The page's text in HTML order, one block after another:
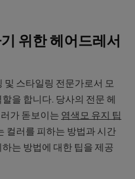
위한 헤어드레서
및 스타일링 전문가로서 모
을 합니다. 당사의 전문 헤
가 돋보이는 염색모 유지 팁
컬러를 피하는 방법과 시간
는 방법에 대한 팁을 제공